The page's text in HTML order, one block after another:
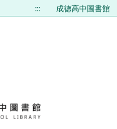
::: 成德高中圖書館